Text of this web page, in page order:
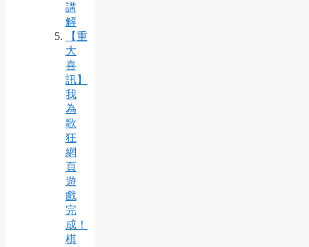
講
解
【重
大
喜
訊】
我
為
歌
狂
網
頁
遊
戲
完
成！
棋